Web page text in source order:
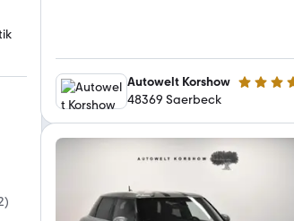
)
Autowelt Korshow 4.9 Sterne
48369 Saerbeck